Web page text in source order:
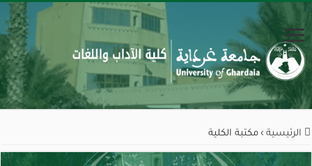
الرئيسية › مكتبة الكلية